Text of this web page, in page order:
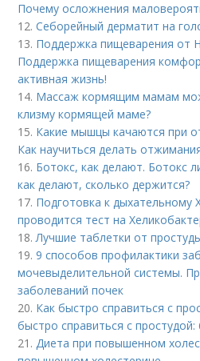
Почему осложнения
12.Себорейный дерматит на
13. Поддержка пищеварения от
Поддержка пищеварения
активная жизнь!
14. Массаж кормящим мамам
клизму кормящей маме?
15. Какие мышцы качаются при
Как научиться делать
16. Ботокс, как делают. Ботокс
как делают, сколько держится?
17. Подготовка к дыхательному
проводится тест на
18.Лучшие таблетки от
19.9 способов профилактики
мочевыделительной системы.
заболеваний почек
20. Как быстро справиться с
быстро справиться с
21.Диета при повышенном